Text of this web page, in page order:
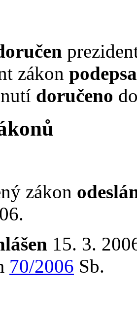
zákon
doručeno
zákon
15. 3.
70/2006 Sb.